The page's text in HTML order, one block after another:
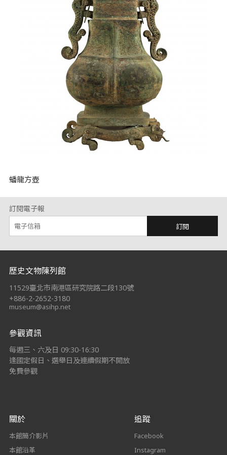
蟠龍方壺
訂閱電子報
訂閱
:::
歷史文物陳列館
11529臺北市南港區研究院路二段130號
+886-2-2652-3180
museum@asihp.net
參觀資訊
每週三、六及日 09:30-16:30
逢國定假日、選舉日及連續假期不開放
免費參觀
關於
本館簡介影片
本館沿革
追蹤
Facebook
Instagram